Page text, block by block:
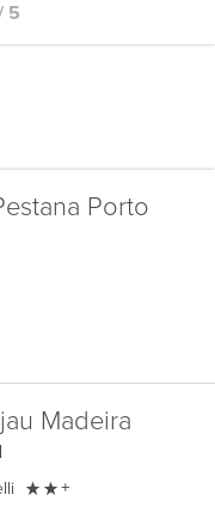
5
Porto
Madeira
 +